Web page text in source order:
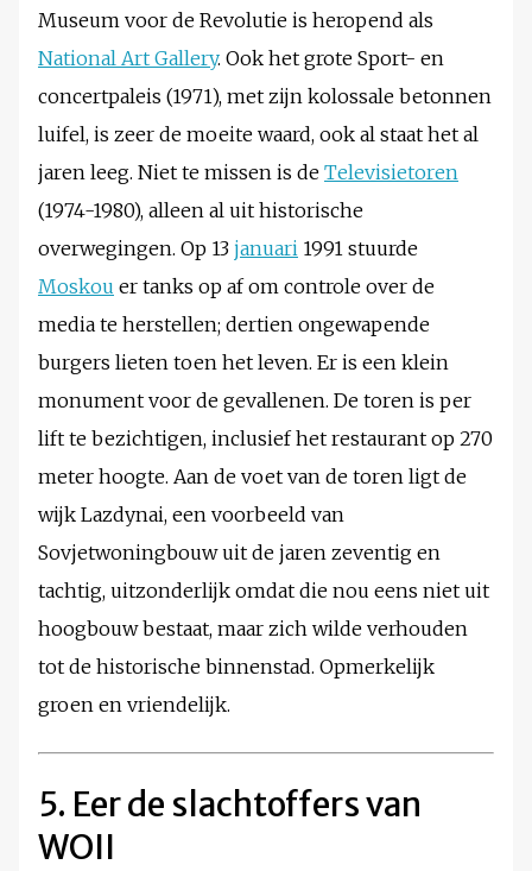
Museum voor de Revolutie is heropend als
National Art Gallery. Ook het grote Sport- en
concertpaleis (1971), met zijn kolossale betonnen
luifel, is zeer de moeite waard, ook al staat het al
jaren leeg. Niet te missen is de Televisietoren
(1974-1980), alleen al uit historische
overwegingen. Op 13 januari 1991 stuurde
Moskou er tanks op af om controle over de
media te herstellen; dertien ongewapende
burgers lieten toen het leven. Er is een klein
monument voor de gevallenen. De toren is per
lift te bezichtigen, inclusief het restaurant op 270
meter hoogte. Aan de voet van de toren ligt de
wijk Lazdynai, een voorbeeld van
Sovjetwoningbouw uit de jaren zeventig en
tachtig, uitzonderlijk omdat die nou eens niet uit
hoogbouw bestaat, maar zich wilde verhouden
tot de historische binnenstad. Opmerkelijk
groen en vriendelijk.
5. Eer de slachtoffers van
WOII